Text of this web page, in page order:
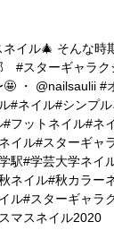
ネイル🎄 そんな時
#スターギャラク
🤩 ・ @nailsaulii #
#ネイル#シンプ
#フットネイル#ネ
イル#スターギャ
駅#学芸大学ネイ
ネイル#秋カラー
ル#スターギャラ
マスネイル2020